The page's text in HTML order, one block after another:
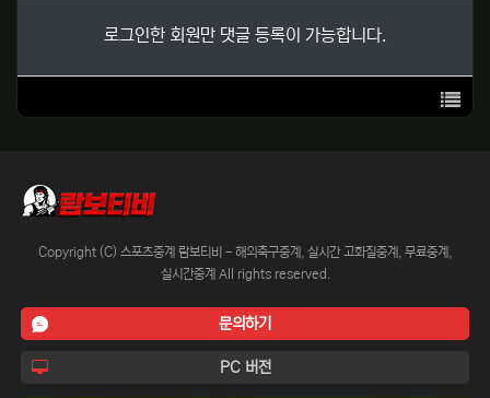
로그인한 회원만 댓글 등록이 가능합니다.
목록
Copyright (C) 스포츠중계 람보티비 - 해외축구중계, 실시간 고화질중계, 무료중계,
실시간중계 All rights reserved.
문의하기
PC 버전